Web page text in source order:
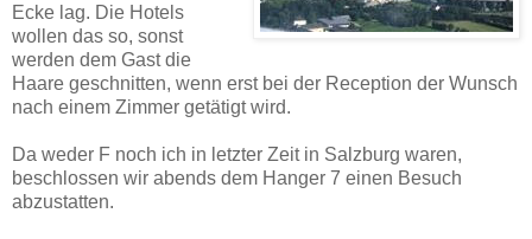
Ecke lag. Die Hotels
wollen das so, sonst
werden dem Gast die
Haare geschnitten, wenn erst bei der Reception der Wunsch
nach einem Zimmer getätigt wird.
Da weder F noch ich in letzter Zeit in Salzburg waren,
beschlossen wir abends dem Hanger 7 einen Besuch
abzustatten.